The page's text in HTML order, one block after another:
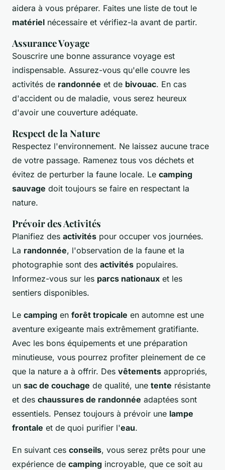
aidera à vous préparer. Faites une liste de tout le
matériel nécessaire et vérifiez-la avant de partir.
Assurance Voyage
Souscrire une bonne assurance voyage est
indispensable. Assurez-vous qu'elle couvre les
activités de randonnée et de bivouac. En cas
d'accident ou de maladie, vous serez heureux
d'avoir une couverture adéquate.
Respect de la Nature
Respectez l'environnement. Ne laissez aucune trace
de votre passage. Ramenez tous vos déchets et
évitez de perturber la faune locale. Le camping
sauvage doit toujours se faire en respectant la
nature.
Prévoir des Activités
Planifiez des activités pour occuper vos journées.
La randonnée, l'observation de la faune et la
photographie sont des activités populaires.
Informez-vous sur les parcs nationaux et les
sentiers disponibles.
Le camping en forêt tropicale en automne est une
aventure exigeante mais extrêmement gratifiante.
Avec les bons équipements et une préparation
minutieuse, vous pourrez profiter pleinement de ce
que la nature a à offrir. Des vêtements appropriés,
un sac de couchage de qualité, une tente résistante
et des chaussures de randonnée adaptées sont
essentiels. Pensez toujours à prévoir une lampe
frontale et de quoi purifier l'eau.
En suivant ces conseils, vous serez prêts pour une
expérience de camping incroyable, que ce soit au